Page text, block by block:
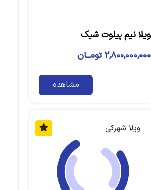
ویلا نیم پیلوت شیک
2,800,000,000 تومــان
مشاهده
ویلا شهرکی